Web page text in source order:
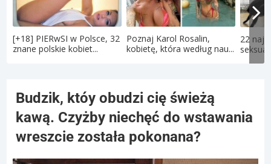
[+18] PIERwSI w Polsce, 32
znane polskie kobiet...
Poznaj Karol Rosalin,
kobietę, która według nau...
22
Budzik, któy obudzi cię świeżą
kawą. Czyżby niechęć do wstawania
wreszcie została pokonana?